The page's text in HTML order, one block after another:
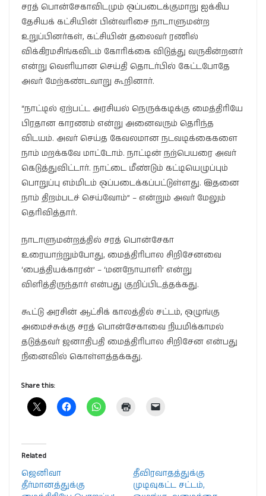
சரத் பொன்சேகாவிடமும் ஒப்படைக்குமாறு ஐக்கிய
தேசியக் கட்சியின் பின்வரிசை நாடாளுமன்ற
உறுப்பினர்கள், கட்சியின் தலைவர் ரணில்
விக்கிரமசிங்கவிடம் கோரிக்கை விடுத்து வருகின்றனர்
என்று வெளியான செய்தி தொடர்பில் கேட்டபோதே
அவர் மேற்கண்டவாறு கூறினார்.
“நாட்டில் ஏற்பட்ட அரசியல் நெருக்கடிக்கு மைத்திரியே
பிரதான காரணம் என்று அனைவரும் தெரிந்த
விடயம். அவர் செய்த கேவலமான நடவடிக்கைகளை
நாம் மறக்கவே மாட்டோம். நாட்டின் நற்பெயரை அவர்
கெடுத்துவிட்டார். நாட்டை மீண்டும் கட்டியெழுப்பும்
பொறுப்பு எம்மிடம் ஒப்படைக்கப்பட்டுள்ளது. இதனை
நாம் திறம்படச் செய்வோம்” – என்றும் அவர் மேலும்
தெரிவித்தார்.
நாடாளுமன்றத்தில் சரத் பொன்சேகா
உரையாற்றும்போது, மைத்திரிபால சிறிசேனவை
‘பைத்தியக்காரன்’ – ‘மனநோயாளி’ என்று
விளித்திருந்தார் என்பது குறிப்பிடத்தக்கது.
கூட்டு அரசின் ஆட்சிக் காலத்தில் சட்டம், ஒழுங்கு
அமைச்சுக்கு சரத் பொன்சேகாவை நியமிக்காமல்
தடுத்தவர் ஜனாதிபதி மைத்திரிபால சிறிசேன என்பது
நினைவில் கொள்ளத்தக்கது.
Share this:
Related
ஜெனிவா
தீர்மானத்துக்கு
தீவிரவாதத்துக்கு
முடிவுகட்ட சட்டம்,